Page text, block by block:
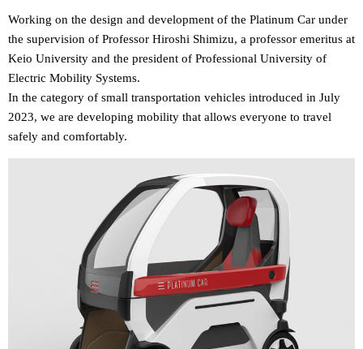
Working on the design and development of the Platinum Car under
the supervision of Professor Hiroshi Shimizu, a professor emeritus at
Keio University and the president of Professional University of
Electric Mobility Systems.
In the category of small transportation vehicles introduced in July
2023, we are developing mobility that allows everyone to travel
safely and comfortably.